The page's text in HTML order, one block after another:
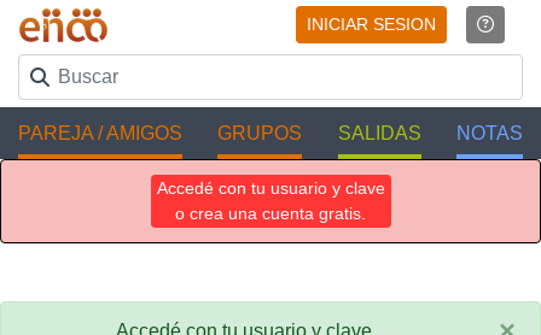
INICIAR SESION
PAREJA / AMIGOS GRUPOS SALIDAS NOTAS
Accedé con tu usuario y clave
o crea una cuenta gratis.
Accedé con tu usuario y clave